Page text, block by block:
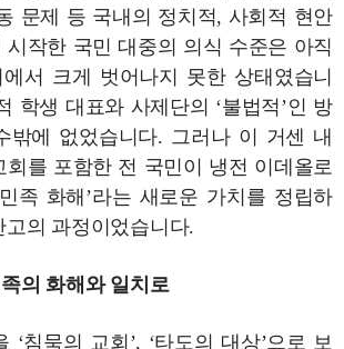
문제 등 국내의 정치적, 사회적 현안
시작한 국민 대중의 의식 수준은 아직
서 크게 벗어나지 못한 상태였습니
학생 대표와 사제단의 ‘불법적’인 방
밖에 없었습니다. 그러나 이 거센 내
회를 포함한 전 국민이 냉전 이데올로
족 화해’라는 새로운 가치를 정립하
의 과정이었습니다.
의 화해와 일치로
‘침묵의 교회’, ‘타도의 대상’으로 보